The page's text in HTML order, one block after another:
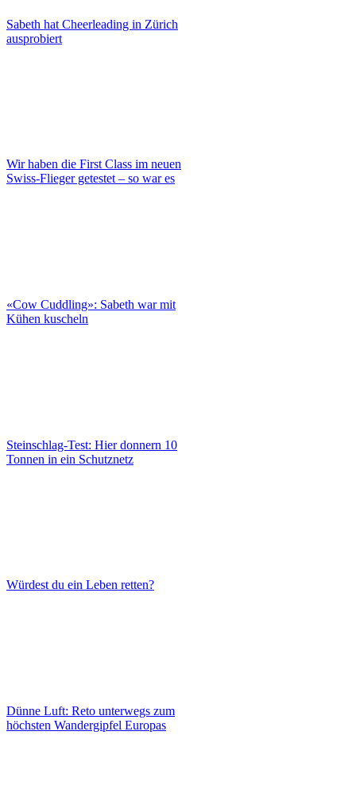
Sabeth hat Cheerleading in Zürich
ausprobiert
Wir haben die First Class im neuen
Swiss-Flieger getestet – so war es
«Cow Cuddling»: Sabeth war mit
Kühen kuscheln
Steinschlag-Test: Hier donnern 10
Tonnen in ein Schutznetz
Würdest du ein Leben retten?
Dünne Luft: Reto unterwegs zum
höchsten Wandergipfel Europas